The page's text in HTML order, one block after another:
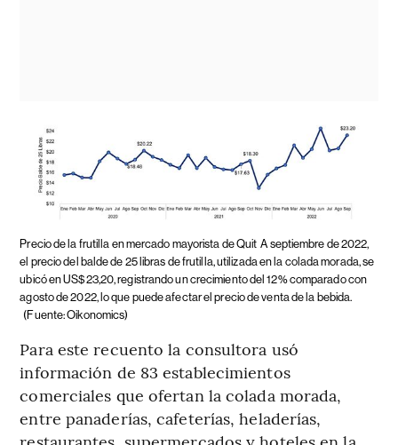
Precio de la frutilla en mercado mayorista de Quit A septiembre de 2022,
el precio del balde de 25 libras de frutilla, utilizada en la colada morada, se
ubicó en US$23,20, registrando un crecimiento del 12% comparado con
agosto de 2022, lo que puede afectar el precio de venta de la bebida.
(Fuente: Oikonomics)
Para este recuento la consultora usó
información de 83 establecimientos
comerciales que ofertan la colada morada,
entre panaderías, cafeterías, heladerías,